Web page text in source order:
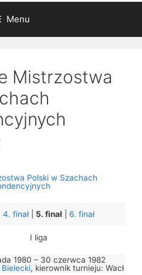
Menu
Mistrzostwa
Polski w Szachach
4. finał| 5. finał 6. finał
I liga
1980 – 30 czerwca 1982
, kierownik turnieju: Wacław